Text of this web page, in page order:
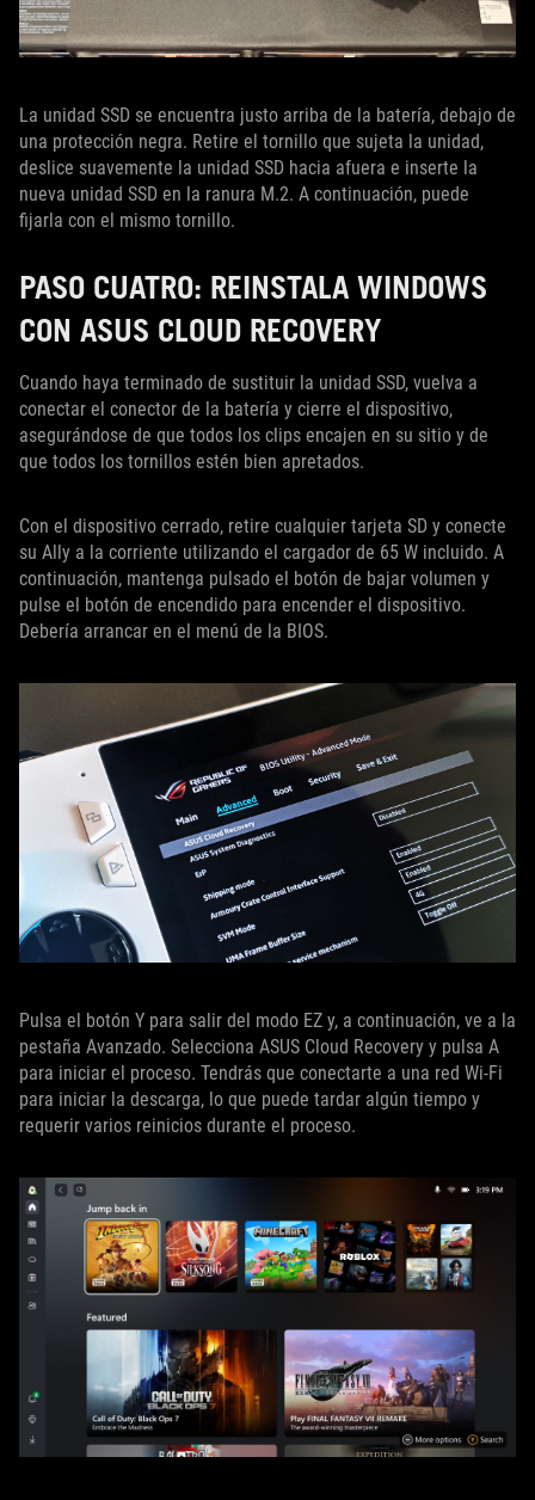
La unidad SSD se encuentra justo arriba de la batería, debajo de
una protección negra. Retire el tornillo que sujeta la unidad,
deslice suavemente la unidad SSD hacia afuera e inserte la
nueva unidad SSD en la ranura M.2. A continuación, puede
fijarla con el mismo tornillo.
PASO CUATRO: REINSTALA WINDOWS
CON ASUS CLOUD RECOVERY
Cuando haya terminado de sustituir la unidad SSD, vuelva a
conectar el conector de la batería y cierre el dispositivo,
asegurándose de que todos los clips encajen en su sitio y de
que todos los tornillos estén bien apretados.
Con el dispositivo cerrado, retire cualquier tarjeta SD y conecte
su Ally a la corriente utilizando el cargador de 65 W incluido. A
continuación, mantenga pulsado el botón de bajar volumen y
pulse el botón de encendido para encender el dispositivo.
Debería arrancar en el menú de la BIOS.
Pulsa el botón Y para salir del modo EZ y, a continuación, ve a la
pestaña Avanzado. Selecciona ASUS Cloud Recovery y pulsa A
para iniciar el proceso. Tendrás que conectarte a una red Wi-Fi
para iniciar la descarga, lo que puede tardar algún tiempo y
requerir varios reinicios durante el proceso.